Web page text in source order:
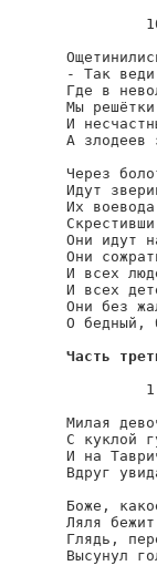
- Так
Где в
Мы
И
А злодеев
Через
Идут
Их
Они идут
Они
И всех
И всех
Они без
О бедный,
Часть
         1
Милая
С куклой
И на
Вдруг
Боже,
Ляля
Глядь,
Высунул